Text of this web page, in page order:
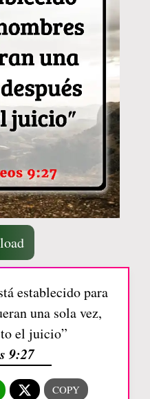
establecido para
una sola vez,
el juicio”
9:27